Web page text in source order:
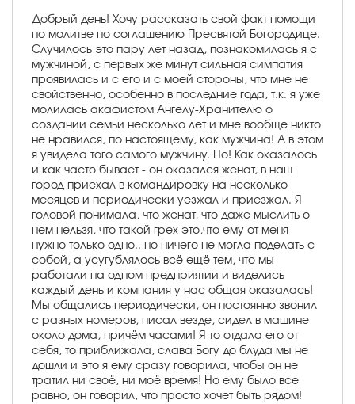
Добрый день! Хочу рассказать свой факт помощи
по молитве по соглашению Пресвятой Богородице.
Случилось это пару лет назад, познакомилась я с
мужчиной, с первых же минут сильная симпатия
проявилась и с его и с моей стороны, что мне не
свойственно, особенно в последние года, т.к. я уже
молилась акафистом Ангелу-Хранителю о
создании семьи несколько лет и мне вообще никто
не нравился, по настоящему, как мужчина! А в этом
я увидела того самого мужчину. Но! Как оказалось
и как часто бывает - он оказался женат, в наш
город приехал в командировку на несколько
месяцев и периодически уезжал и приезжал. Я
головой понимала, что женат, что даже мыслить о
нем нельзя, что такой грех это,что ему от меня
нужно только одно.. но ничего не могла поделать с
собой, а усугублялось всё ещё тем, что мы
работали на одном предприятии и виделись
каждый день и компания у нас общая оказалась!
Мы общались периодически, он постоянно звонил
с разных номеров, писал везде, сидел в машине
около дома, причём часами! Я то отдала его от
себя, то приближала, слава Богу до блуда мы не
дошли и это я ему сразу говорила, чтобы он не
тратил ни своё, ни моё время! Но ему было все
равно, он говорил, что просто хочет быть рядом!